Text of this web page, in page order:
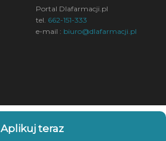
Portal Dlafarmacji.pl
tel. 662-151-333
e-mail : biuro@dlafarmacji.pl
Aplikuj teraz